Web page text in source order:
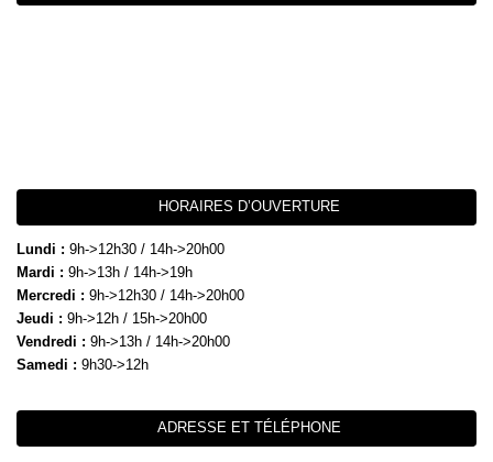
HORAIRES D’OUVERTURE
Lundi : 9h->12h30 / 14h->20h00
Mardi : 9h->13h / 14h->19h
Mercredi : 9h->12h30 / 14h->20h00
Jeudi : 9h->12h / 15h->20h00
Vendredi : 9h->13h / 14h->20h00
Samedi : 9h30->12h
ADRESSE ET TÉLÉPHONE